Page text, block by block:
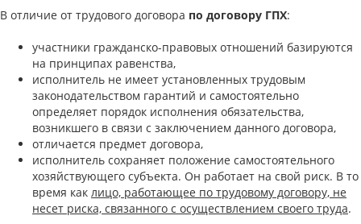
В отличие от трудового договора по договору ГПХ:
участники гражданско-правовых отношений базируются
на принципах равенства,
исполнитель не имеет установленных трудовым
законодательством гарантий и самостоятельно
определяет порядок исполнения обязательства,
возникшего в связи с заключением данного договора,
отличается предмет договора,
исполнитель сохраняет положение самостоятельного
хозяйствующего субъекта. Он работает на свой риск. В то
время как лицо, работающее по трудовому договору, не
несет риска, связанного с осуществлением своего труда.